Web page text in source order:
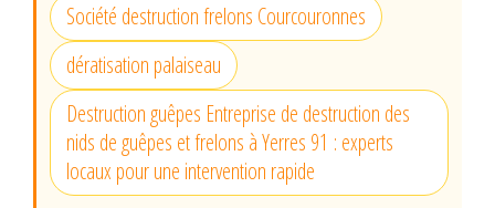
Société destruction frelons Courcouronnes
dératisation palaiseau
Destruction guêpes Entreprise de destruction des
nids de guêpes et frelons à Yerres 91 : experts
locaux pour une intervention rapide